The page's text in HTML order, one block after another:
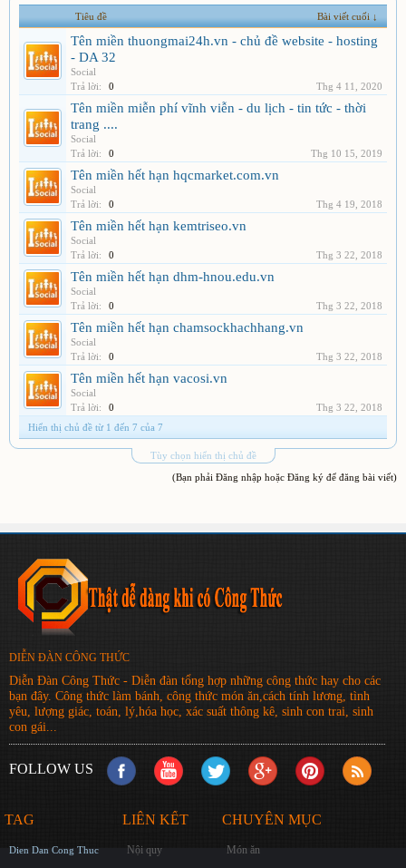
Tiêu đề Bài viết cuối ↓
Tên miền thuongmai24h.vn - chủ đề website - hosting
- DA 32
Social
Trả lời:
0 Thg 4 11, 2020
Tên miền miễn phí vĩnh viễn - du lịch - tin tức - thời
trang ....
Social
Trả lời:
0 Thg 10 15, 2019
Tên miền hết hạn hqcmarket.com.vn
Social
Trả lời:
0 Thg 4 19, 2018
Tên miền hết hạn kemtriseo.vn
Social
Trả lời:
0 Thg 3 22, 2018
Tên miền hết hạn dhm-hnou.edu.vn
Social
Trả lời:
0 Thg 3 22, 2018
Tên miền hết hạn chamsockhachhang.vn
Social
Trả lời:
0 Thg 3 22, 2018
Tên miền hết hạn vacosi.vn
Social
Trả lời:
0
Thg 3 22, 2018
Hiển thị chủ đề từ 1 đến 7 của 7
Tùy chọn hiển thị chủ đề
(Bạn phải Đăng nhập hoặc Đăng ký để đăng bài viết)
DIỄN ĐÀN CÔNG THỨC
Diễn Đàn Công Thức - Diễn đàn tổng hợp những công thức hay cho các
bạn đây. Công thức làm bánh, công thức món ăn,cách tính lương, tình
yêu, lượng giác, toán, lý,hóa học, xác suất thông kê, sinh con trai, sinh
con gái...
FOLLOW US
TAG
Dien Dan Cong Thuc
LIÊN KẾT
Nội quy
CHUYÊN MỤC
Món ăn